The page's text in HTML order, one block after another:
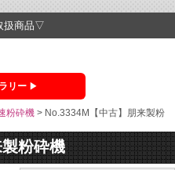
扱商品▽
リー
粉砕機 > No.3334M【中古】朋来製粉
粉砕機